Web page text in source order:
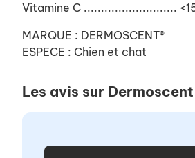
Vitamine C ...........................
MARQUE : DERMOSCENT®
ESPECE : Chien et chat
Les avis sur